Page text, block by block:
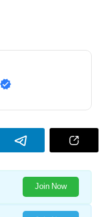
Join Now